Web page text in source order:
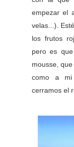
empezar el
velas...).
los frutos
pero es
mousse,
como a
cerramos el